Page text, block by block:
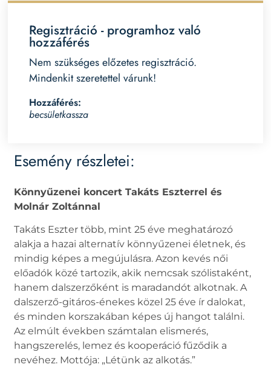
Regisztráció - programhoz való
hozzáférés
Nem szükséges előzetes regisztráció.
Mindenkit szeretettel várunk!
Hozzáférés:
becsületkassza
Esemény részletei:
Könnyűzenei koncert Takáts Eszterrel és
Molnár Zoltánnal
Takáts Eszter több, mint 25 éve meghatározó
alakja a hazai alternatív könnyűzenei életnek, és
mindig képes a megújulásra. Azon kevés női
előadók közé tartozik, akik nemcsak szólistaként,
hanem dalszerzőként is maradandót alkotnak. A
dalszerző-gitáros-énekes közel 25 éve ír dalokat,
és minden korszakában képes új hangot találni.
Az elmúlt években számtalan elismerés,
hangszerelés, lemez és kooperáció fűződik a
nevéhez. Mottója: „Létünk az alkotás.”